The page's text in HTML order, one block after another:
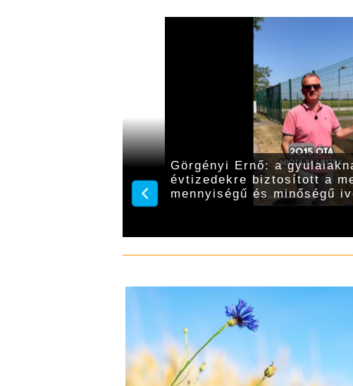
Görgényi Ernő: a
évtizedekre biztosított a
mennyiségű és minőségű